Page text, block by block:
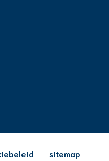
sitemap